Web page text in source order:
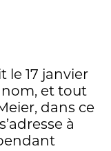
le 17 janvier
nom, et tout
dans ce
à